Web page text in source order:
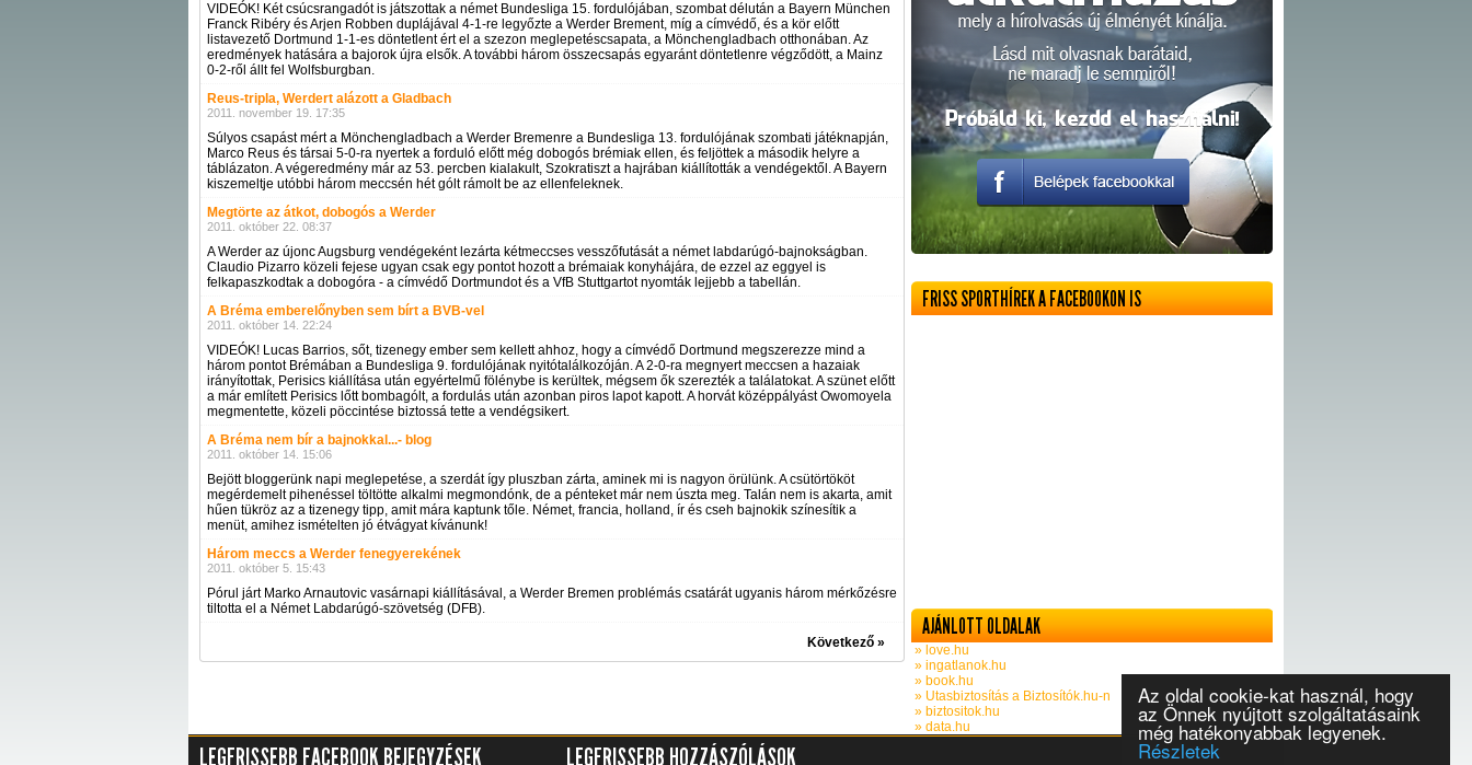
Az oldal cookie-kat használ, hogy
az Önnek nyújtott szolgáltatásaink
még hatékonyabbak legyenek.
Részletek
VIDEÓK! Két csúcsrangadót is játszottak a német Bundesliga 15. fordulójában, szombat délután a Bayern München
Franck Ribéry és Arjen Robben duplájával 4-1-re legyőzte a Werder Brement, míg a címvédő, és a kör előtt
listavezető Dortmund 1-1-es döntetlent ért el a szezon meglepetéscsapata, a Mönchengladbach otthonában. Az
eredmények hatására a bajorok újra elsők. A további három összecsapás egyaránt döntetlenre végződött, a Mainz
0-2-ről állt fel Wolfsburgban.
Reus-tripla, Werdert alázott a Gladbach
2011. november 19. 17:35
Súlyos csapást mért a Mönchengladbach a Werder Bremenre a Bundesliga 13. fordulójának szombati játéknapján,
Marco Reus és társai 5-0-ra nyertek a forduló előtt még dobogós brémiak ellen, és feljöttek a második helyre a
táblázaton. A végeredmény már az 53. percben kialakult, Szokratiszt a hajrában kiállították a vendégektől. A Bayern
kiszemeltje utóbbi három meccsén hét gólt rámolt be az ellenfeleknek.
Megtörte az átkot, dobogós a Werder
2011. október 22. 08:37
A Werder az újonc Augsburg vendégeként lezárta kétmeccses vesszőfutását a német labdarúgó-bajnokságban.
Claudio Pizarro közeli fejese ugyan csak egy pontot hozott a brémaiak konyhájára, de ezzel az eggyel is
felkapaszkodtak a dobogóra - a címvédő Dortmundot és a VfB Stuttgartot nyomták lejjebb a tabellán.
A Bréma emberelőnyben sem bírt a BVB-vel
2011. október 14. 22:24
VIDEÓK! Lucas Barrios, sőt, tizenegy ember sem kellett ahhoz, hogy a címvédő Dortmund megszerezze mind a
három pontot Brémában a Bundesliga 9. fordulójának nyitótalálkozóján. A 2-0-ra megnyert meccsen a hazaiak
irányítottak, Perisics kiállítása után egyértelmű fölénybe is kerültek, mégsem ők szerezték a találatokat. A szünet előtt
a már említett Perisics lőtt bombagólt, a fordulás után azonban piros lapot kapott. A horvát középpályást Owomoyela
megmentette, közeli pöccintése biztossá tette a vendégsikert.
A Bréma nem bír a bajnokkal...- blog
2011. október 14. 15:06
Bejött bloggerünk napi meglepetése, a szerdát így pluszban zárta, aminek mi is nagyon örülünk. A csütörtököt
megérdemelt pihenéssel töltötte alkalmi megmondónk, de a pénteket már nem úszta meg. Talán nem is akarta, amit
hűen tükröz az a tizenegy tipp, amit mára kaptunk tőle. Német, francia, holland, ír és cseh bajnokik színesítik a
menüt, amihez ismételten jó étvágyat kívánunk!
Három meccs a Werder fenegyerekének
2011. október 5. 15:43
Pórul járt Marko Arnautovic vasárnapi kiállításával, a Werder Bremen problémás csatárát ugyanis három mérkőzésre
tiltotta el a Német Labdarúgó-szövetség (DFB).
Következő »
FRISS SPORTHÍREK A FACEBOOKON IS
AJÁNLOTT OLDALAK
» love.hu
» ingatlanok.hu
» book.hu
» Utasbiztosítás a Biztosítók.hu-n
» biztositok.hu
» data.hu
LEGFRISSEBB FACEBOOK BEJEGYZÉSEK LEGFRISSEBB HOZZÁSZÓLÁSOK